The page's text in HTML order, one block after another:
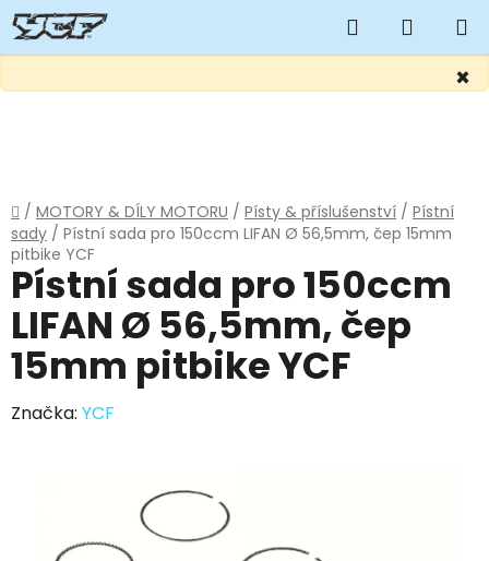
×
Hledat
KOŠÍK
Domů
/ MOTORY & DÍLY MOTORU / Písty & příslušenství / Pístní
sady / Pístní sada pro 150ccm LIFAN Ø 56,5mm, čep 15mm
pitbike YCF
Pístní sada pro 150ccm
LIFAN Ø 56,5mm, čep
15mm pitbike YCF
Značka: YCF